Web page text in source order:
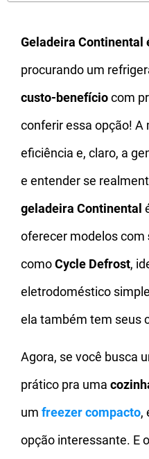
Geladeira Continental
procurando um
custo-benefíciocom
conferir essa opção! A
eficiência e, claro, a
e entender se
geladeira Continental
oferecer modelos com
comoCycle Defrost,
eletrodoméstico
ela também tem seus
Agora, se você busca
prático pra uma
um freezer compacto,
opção interessante. E